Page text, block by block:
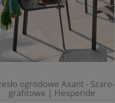
ogrodowe Axant - Szaro-
grafitowe | Hesperide